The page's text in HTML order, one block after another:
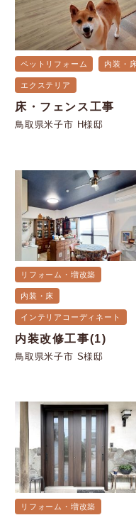
ペットリフォーム 内装・
エクステリア
床・フェンス工事
鳥取県米子市 H様邸
リフォーム・増改築
内装・床
インテリアコーディネート
内装改修工事(1)
鳥取県米子市 S様邸
リフォーム・増改築